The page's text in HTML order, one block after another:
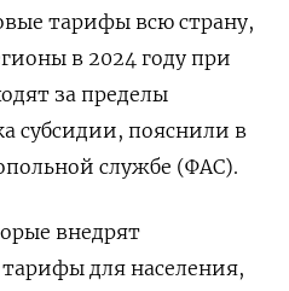
тарифы всю страну,
в 2024 году при
за пределы
субсидии, пояснили в
службе (ФАС).
внедрят
для населения,